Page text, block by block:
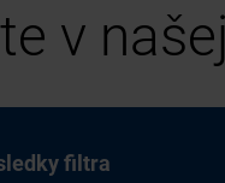
v
filtra